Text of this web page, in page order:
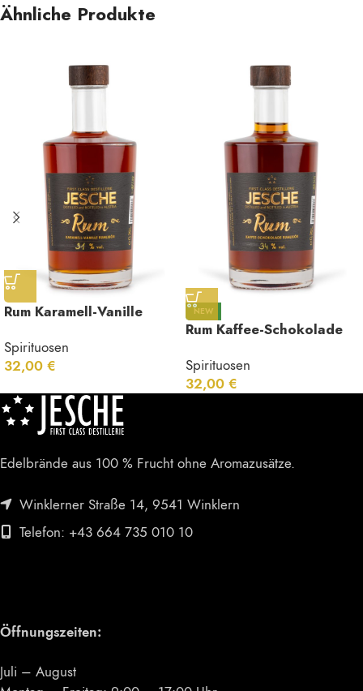
Ähnliche Produkte
Rum Karamell-Vanille
Spirituosen
32,00 €
NEW
Rum Kaffee-Schokolade
Spirituosen
32,00 €
Edelbrände aus 100 % Frucht ohne Aromazusätze.
Winklerner Straße 14, 9541 Winklern
Telefon: +43 664 735 010 10
Öffnungszeiten:
Juli – August